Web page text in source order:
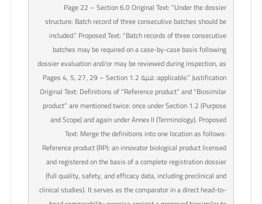
Page 22 – Section 6.0 Original Text: “Under the dossier
structure: Batch record of three consecutive batches should be
included.” Proposed Text: “Batch records of three consecutive
batches may be required on a case-by-case basis following
dossier evaluation and/or may be reviewed during inspection, as
applicable.” Justification: فنية Pages 4, 5, 27, 29 – Section 1.2
Original Text: Definitions of “Reference product” and “Biosimilar
product” are mentioned twice: once under Section 1.2 (Purpose
and Scope) and again under Annex II (Terminology). Proposed
Text: Merge the definitions into one location as follows:
Reference product (RP): an innovator biological product licensed
and registered on the basis of a complete registration dossier
(full quality, safety, and efficacy data, including preclinical and
clinical studies). It serves as the comparator in a direct head-to-